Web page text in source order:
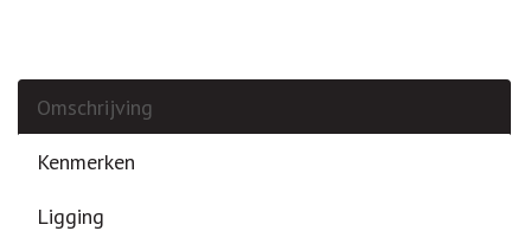
Omschrijving
Kenmerken
Ligging